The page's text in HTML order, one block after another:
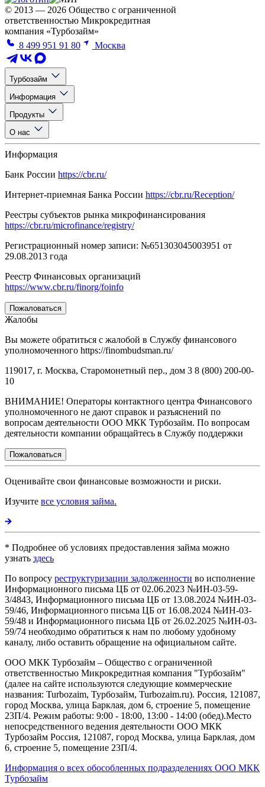
© 2013 — 2026 Общество с ограниченной
ответственностью Микрокредитная
компания «Турбозайм»
8 499 951 91 80
Москва
Турбозайм
Информация
Продукты
О нас
Информация
Банк России https://cbr.ru/
Интернет-приемная Банка России https://cbr.ru/Reception/
Реестры субъектов рынка микрофинансирования
https://cbr.ru/microfinance/registry/
Регистрационный номер записи: №651303045003951 от
29.08.2013 года
Реестр Финансовых организаций
https://www.cbr.ru/finorg/foinfo
Пожаловаться
Жалобы
Вы можете обратиться с жалобой в Службу финансового
уполномоченного https://finombudsman.ru/
119017, г. Москва, Старомонетный пер., дом 3 8 (800) 200-00-
10
ВНИМАНИЕ! Операторы контактного центра Финансового
уполномоченного не дают справок и разъяснений по
вопросам деятельности ООО МКК Турбозайм. По вопросам
деятельности компании обращайтесь в Службу поддержки
Пожаловаться
Оценивайте свои финансовые возможности и риски.
Изучите все условия займа.
* Подробнее об условиях предоставления займа можно
узнать здесь
По вопросу реструктуризации задолженности во исполнение
Информационного письма ЦБ от 02.06.2023 №ИН-03-59-
3/4843, Информационного письма ЦБ от 13.08.2024 №ИН-03-
59/46, Информационного письма ЦБ от 16.08.2024 №ИН-03-
59/48 и Информационного письма ЦБ от 26.02.2025 №ИН-03-
59/74 необходимо обратиться к нам по любому удобному
каналу, либо оставить обращение на официальном сайте.
ООО МКК Турбозайм – Общество с ограниченной
ответственностью Микрокредитная компания "Турбозайм"
(далее на сайте используются следующие коммерческие
названия: Turbozaim, Турбозайм, Turbozaim.ru). Россия, 121087,
город Москва, улица Барклая, дом 6, строение 5, помещение
23П/4. Режим работы: 9:00 - 18:00, 13:00 - 14:00 (обед).Место
непосредственного ведения деятельности ООО МКК
Турбозайм Россия, 121087, город Москва, улица Барклая, дом
6, строение 5, помещение 23П/4.
Информация о всех обособленных подразделениях ООО МКК
Турбозайм